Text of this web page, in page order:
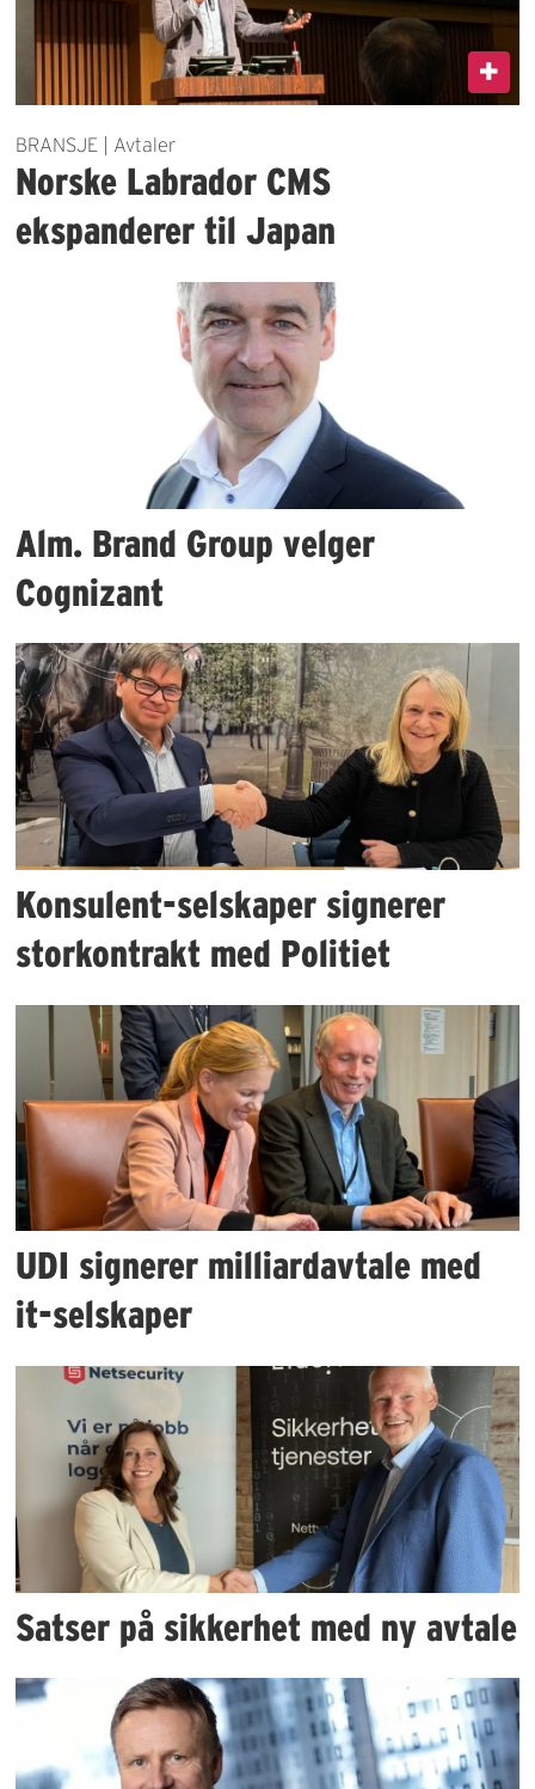
BRANSJE | Avtaler
Norske Labrador CMS
ekspanderer til Japan
Alm. Brand Group velger
Cognizant
Konsulent-selskaper signerer
storkontrakt med Politiet
UDI signerer milliardavtale med
it-selskaper
Satser på sikkerhet med ny avtale